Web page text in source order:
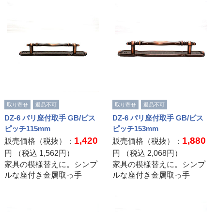
取り寄せ 返品不可
DZ-6 パリ座付取手 GB/ビス
ピッチ115mm
販売価格（税抜）： 1,420
円 （税込 1,562円）
家具の模様替えに。シンプ
ルな座付き金属取っ手
取り寄せ 返品不可
DZ-6 パリ座付取手 GB/ビス
ピッチ153mm
販売価格（税抜）： 1,880
円 （税込 2,068円）
家具の模様替えに。シンプ
ルな座付き金属取っ手